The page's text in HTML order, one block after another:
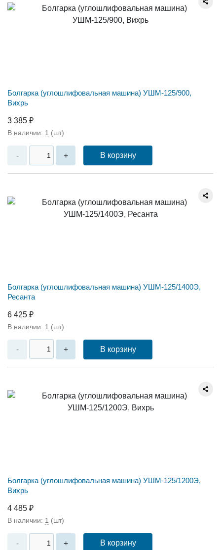
Болгарка (углошлифовальная машина) УШМ-125/900,
Вихрь
3 385 ₽
В наличии: 1 (шт)
- + В корзину
Болгарка (углошлифовальная машина) УШМ-125/1400Э,
Ресанта
6 425 ₽
В наличии: 1 (шт)
- + В корзину
Болгарка (углошлифовальная машина) УШМ-125/1200Э,
Вихрь
4 485 ₽
В наличии: 1 (шт)
- + В корзину